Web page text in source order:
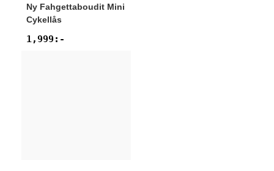
Ny Fahgettaboudit Mini
Cykellås
1,999 :-